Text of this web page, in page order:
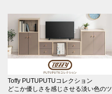
Toffy PUTUPUTUコレクション
どこか優しさを感じさせる淡い色のツ